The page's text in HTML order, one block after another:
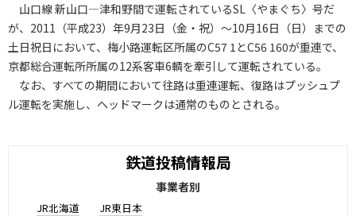
山口線 新山口―津和野間で運転されているSL〈やまぐち〉号だ
が、2011（平成23）年9月23日（金・祝）～10月16日（日）までの
土日祝日において、梅小路運転区所属のC57 1とC56 160が重連で、
京都総合運転所所属の12系客車6輌を牽引して運転されている。
なお、すべての期間において往路は重連運転、復路はプッシュプ
ル運転を実施し、ヘッドマークは通常のものとされる。
鉄道投稿情報局
事業者別
JR北海道 JR東日本